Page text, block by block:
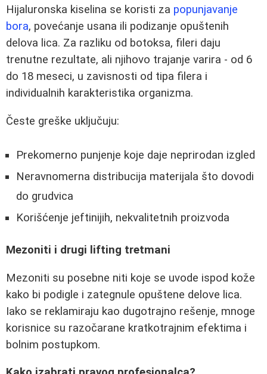
Hijaluronska kiselina se koristi za popunjavanje
bora, povećanje usana ili podizanje opuštenih
delova lica. Za razliku od botoksa, fileri daju
trenutne rezultate, ali njihovo trajanje varira - od 6
do 18 meseci, u zavisnosti od tipa filera i
individualnih karakteristika organizma.
Česte greške uključuju:
Prekomerno punjenje koje daje neprirodan izgled
Neravnomerna distribucija materijala što dovodi
do grudvica
Korišćenje jeftinijih, nekvalitetnih proizvoda
Mezoniti i drugi lifting tretmani
Mezoniti su posebne niti koje se uvode ispod kože
kako bi podigle i zategnule opuštene delove lica.
Iako se reklamiraju kao dugotrajno rešenje, mnoge
korisnice su razočarane kratkotrajnim efektima i
bolnim postupkom.